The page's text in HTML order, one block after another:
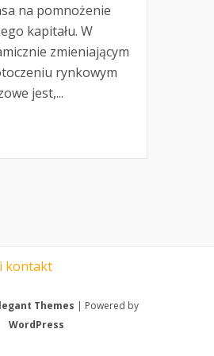
na pomnożenie
kapitału. W
zmieniającym
rynkowym
jest,...
kontakt
Themes | Powered by
WordPress